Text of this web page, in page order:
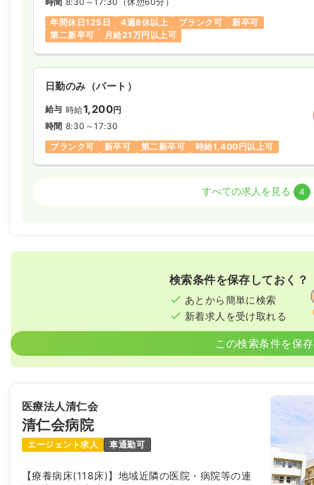
年間休日125日
4週8休以上 ブランク可
新卒可
第二新卒可
月給21万円以上可
日勤のみ（パート）
給与 時給1,200円
時間 8:30～17:30
ブランク可
新卒可 第二新卒可 時給1,400円以上可
月給40万円以上可
給与 時給1,150円〜
時給1,100円以上可
オペ室(手術室)正看護師
日勤のみ（常勤）
すべての求人を見る 4
検索条件を保存しておく？
あとから簡単に検索
新着求人を受け取れる
この検索条件を保存
医療法人清仁会
清仁会病院
エージェント求人 車通勤可
【療養病床(118床)】地域近隣の医院・病院等の連